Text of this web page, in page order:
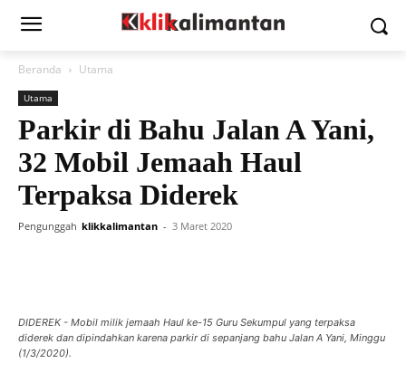
Beranda Utama
Utama
Parkir di Bahu Jalan A Yani,
32 Mobil Jemaah Haul
Terpaksa Diderek
Pengunggah klikkalimantan - 3 Maret 2020
DIDEREK - Mobil milik jemaah Haul ke-15 Guru Sekumpul yang terpaksa
diderek dan dipindahkan karena parkir di sepanjang bahu Jalan A Yani, Minggu
(1/3/2020).